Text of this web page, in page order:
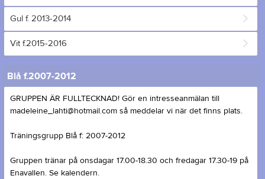
Gul f. 2013-2014
Vit f.2015-2016
Blå f.2007-2012
GRUPPEN ÄR FULLTECKNAD! Gör en intresseanmälan till
madeleine_lahti@hotmail.com så meddelar vi när det finns plats.
Träningsgrupp Blå f: 2007-2012
Gruppen tränar på onsdagar 17.00-18.30 och fredagar 17.30-19 på
Enavallen. Se kalendern.